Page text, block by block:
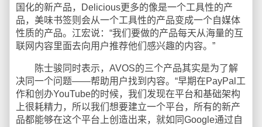
国化的新产品，Delicious更多的像是一个工具性的产
品，美味书签则会从一个工具性的产品变成一个自媒体
性质的产品。江宏说：“我们要做的产品每天从海量的互
联网内容里面去向用户推荐他们感兴趣的内容。”
陈士骏同时表示，AVOS的三个产品其实是为了解
决同一个问题——帮助用户找到内容。“早期在PayPal工
作和创办YouTube的时候，我们发现在平台和基础架构
上很耗精力，所以我们想要建立一个平台，所有的新产
品都能够在这个平台上创造出来，就如同Google通过自